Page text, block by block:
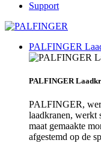
Support
PALFINGER
PALFINGER
PALFINGER,
laadkranen, werkt
maat gemaakte
afgestemd op de